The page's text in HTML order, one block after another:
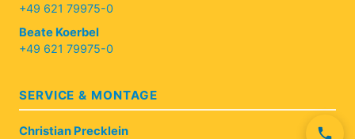
+49 621 79975-0
Beate Koerbel
+49 621 79975-0
SERVICE & MONTAGE
Christian Precklein